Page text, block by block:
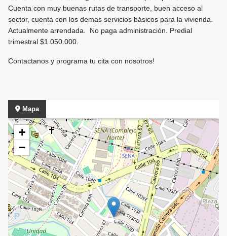
Cuenta con muy buenas rutas de transporte, buen acceso al
sector, cuenta con los demas servicios básicos para la vivienda.
Actualmente arrendada. No paga administración. Predial
trimestral $1.050.000.
Contactanos y programa tu cita con nosotros!
Mapa
+
−